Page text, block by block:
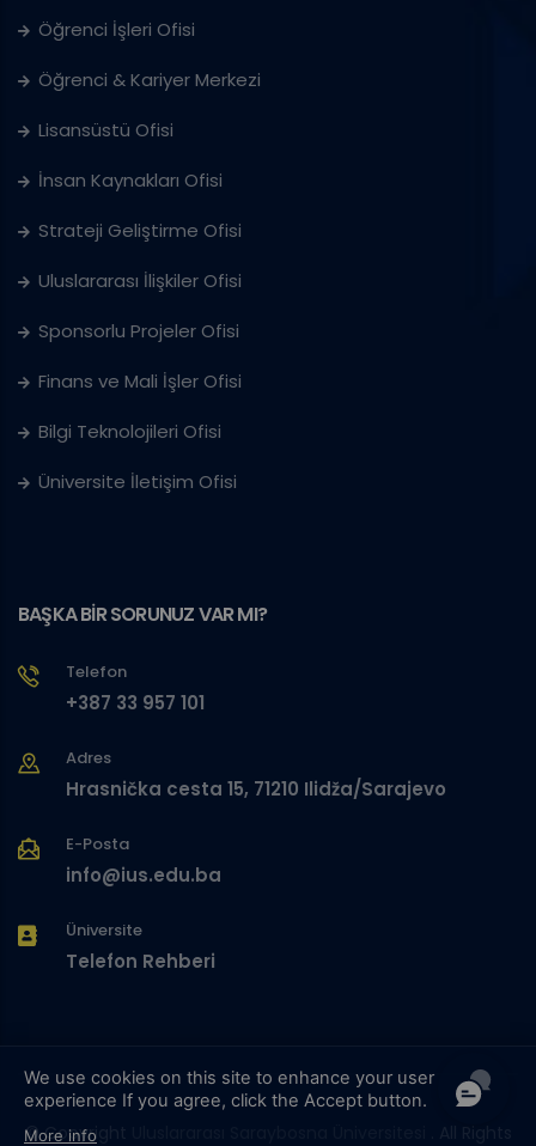
Öğrenci İşleri Ofisi
Öğrenci & Kariyer Merkezi
Lisansüstü Ofisi
İnsan Kaynakları Ofisi
Strateji Geliştirme Ofisi
Uluslararası İlişkiler Ofisi
Sponsorlu Projeler Ofisi
Finans ve Mali İşler Ofisi
Bilgi Teknolojileri Ofisi
Üniversite İletişim Ofisi
BAŞKA BİR SORUNUZ VAR MI?
Telefon
+387 33 957 101
Adres
Hrasnička cesta 15, 71210 Ilidža/Sarajevo
E-Posta
info@ius.edu.ba
Üniversite
Telefon Rehberi
© Copyright
We use cookies on this site to enhance your user
experience If you agree, click the Accept button.
More info